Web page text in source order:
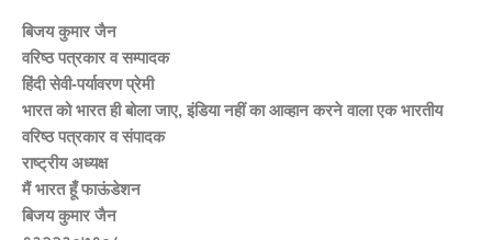
बिजय कुमार जैन
वरिष्ठ पत्रकार व सम्पादक
हिंदी सेवी-पर्यावरण प्रेमी
भारत को भारत ही बोला जाए, इंडिया नहीं का आव्हान करने वाला एक भारतीय
वरिष्ठ पत्रकार व संपादक
राष्ट्रीय अध्यक्ष
मैं भारत हूँ फाऊंडेशन
बिजय कुमार जैन